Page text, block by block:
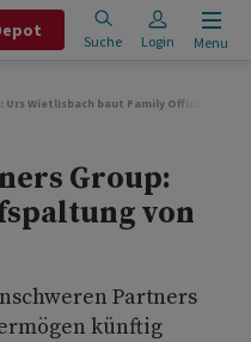
Suche Login Menu
Wietlisbach baut Family Office PG3 um
Group:
von
Partners
künftig